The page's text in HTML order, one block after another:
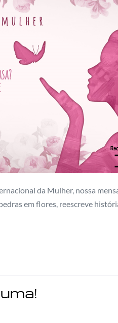
da Mulher, nossa
em flores, reescreve